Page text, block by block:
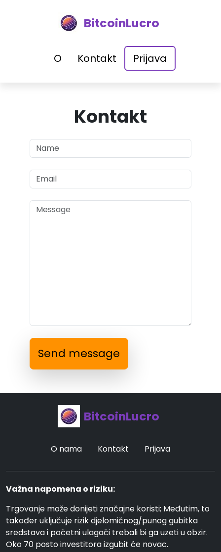
BitcoinLucro
O Kontakt Prijava
Kontakt
Send message
BitcoinLucro
O nama Kontakt Prijava
Važna napomena o riziku:
Trgovanje može donijeti značajne koristi; Međutim, to
također uključuje rizik djelomičnog/punog gubitka
sredstava i početni ulagači trebali bi ga uzeti u obzir.
Oko 70 posto investitora izgubit će novac.